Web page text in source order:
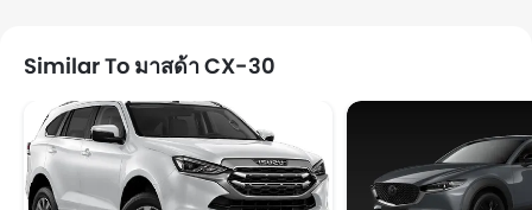
Similar To มาสด้า CX-30